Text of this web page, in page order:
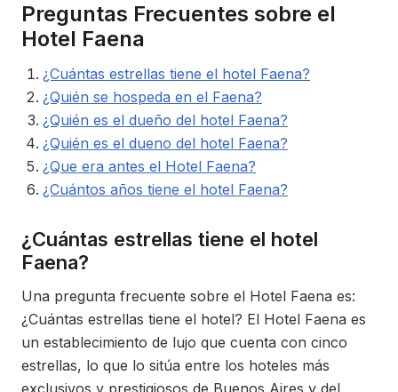
Preguntas Frecuentes sobre el
Hotel Faena
¿Cuántas estrellas tiene el hotel Faena?
¿Quién se hospeda en el Faena?
¿Quién es el dueño del hotel Faena?
¿Quién es el dueno del hotel Faena?
¿Que era antes el Hotel Faena?
¿Cuántos años tiene el hotel Faena?
¿Cuántas estrellas tiene el hotel
Faena?
Una pregunta frecuente sobre el Hotel Faena es:
¿Cuántas estrellas tiene el hotel? El Hotel Faena es
un establecimiento de lujo que cuenta con cinco
estrellas, lo que lo sitúa entre los hoteles más
exclusivos y prestigiosos de Buenos Aires y del